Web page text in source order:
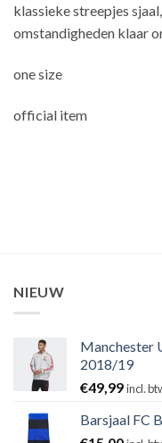
klassieke streepjes
omstandigheden klaar
one size
official item
NIEUW
Manchester
2018/19
€49,99incl.
Barsjaal FC